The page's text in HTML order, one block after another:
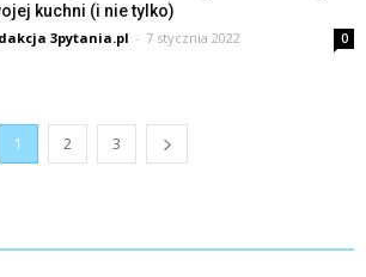
kuchni (i nie tylko)
3pytania.pl - 7 stycznia 2022 0
1 2 3